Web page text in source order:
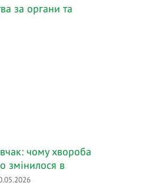
за органи та
чому хвороба
змінилося в